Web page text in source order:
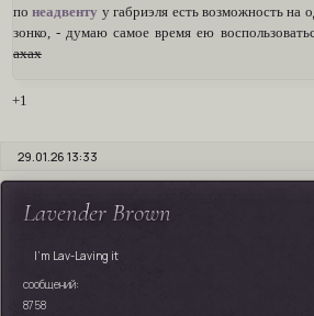
понеадвенту у габриэля есть возможность на
зонко, - думаю самое время ею
ахах
+1
29.01.26 13:33
Lavender Brown
I’m Lav-Laving it
сообщений:
8758